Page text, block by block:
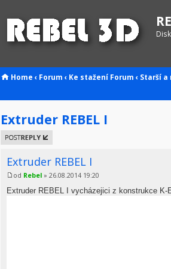
Home ‹ Forum ‹ Ke stažení Forum ‹ Starší
Extruder REBEL I
Odeslat
odpověď
Extruder REBEL I
od Rebel » 26.08.2014 19:20
Extruder REBEL I vycházejici z konstrukce